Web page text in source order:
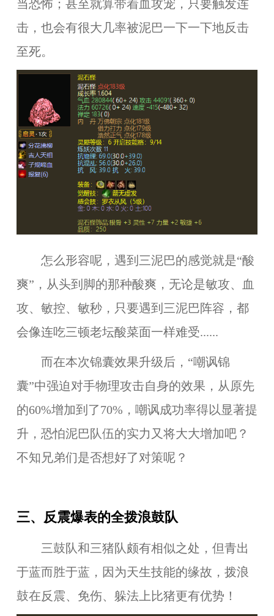
当恐怖；甚至就算带着血攻宠，只要触发连
击，也会有很大几率被泥巴一下一下地反击
至死。
怎么形容呢，遇到三泥巴的感觉就是“酸
爽”，从头到脚的那种酸爽，无论是敏攻、血
攻、敏控、敏秒，只要遇到三泥巴阵容，都
会像连吃三顿老坛酸菜面一样难受......
而在本次锦囊效果升级后，“嘲讽锦
囊”中强迫对手物理攻击自身的效果，从原先
的60%增加到了70%，嘲讽成功率得以显著提
升，恐怕泥巴队伍的实力又将大大增加吧？
不知兄弟们是否想好了对策呢？
三、反震爆表的全拨浪鼓队
三鼓队和三猪队颇有相似之处，但青出
于蓝而胜于蓝，因为天生技能的缘故，拨浪
鼓在反震、免伤、躲法上比猪更有优势！